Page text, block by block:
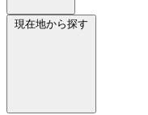
現在地から探す